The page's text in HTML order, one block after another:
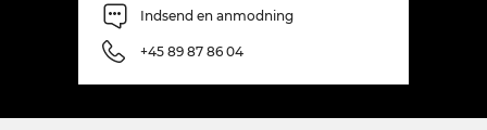
Indsend en anmodning
+45 89 87 86 04